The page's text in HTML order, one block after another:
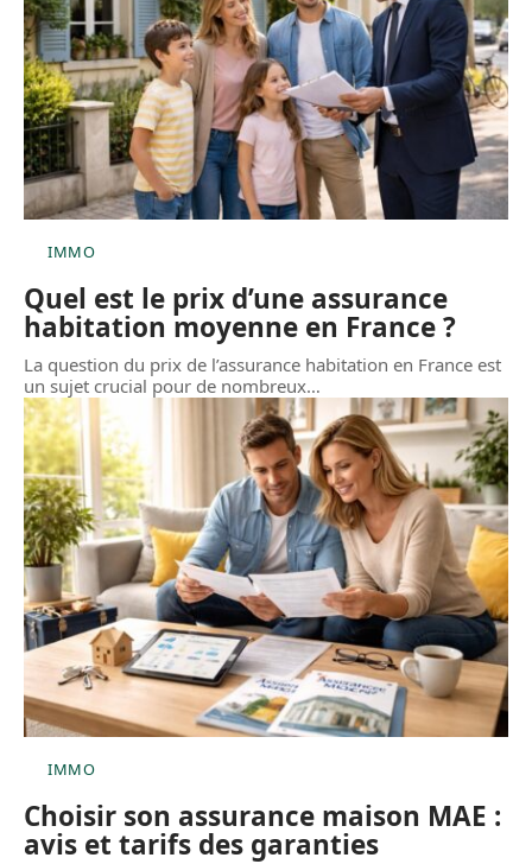
IMMO
Quel est le prix d’une assurance
habitation moyenne en France ?
La question du prix de l’assurance habitation en France est
un sujet crucial pour de nombreux…
IMMO
Choisir son assurance maison MAE :
avis et tarifs des garanties